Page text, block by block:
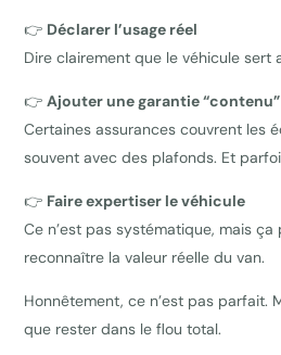
👉 Déclarer l’usage réel
Dire clairement que le véhicule sert
👉Ajouter une garantie “contenu”
Certaines assurances couvrent les
souvent avec des plafonds. Et
👉 Faire expertiser le véhicule
Ce n’est pas systématique, mais
reconnaître la valeur réelle du van.
Honnêtement, ce n’est pas parfait.
que rester dans le flou total.